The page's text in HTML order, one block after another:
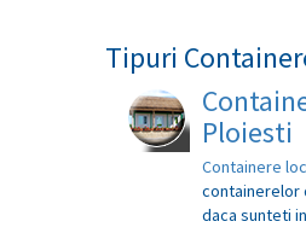
Tipuri
Ploiesti
Containere
containerelor
daca sunteti